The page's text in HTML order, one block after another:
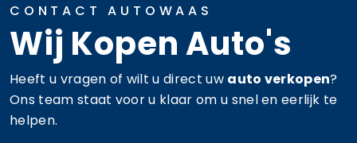
CONTACT AUTOWAAS
Wij Kopen Auto's
Heeft u vragen of wilt u direct uw auto verkopen?
Ons team staat voor u klaar om u snel en eerlijk te
helpen.